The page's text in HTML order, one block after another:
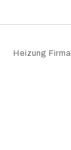
Heizung Firma